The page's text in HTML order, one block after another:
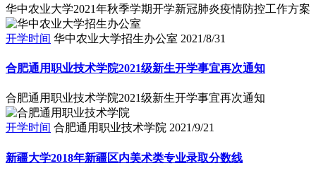
华中农业大学2021年秋季学期开学新冠肺炎疫情防控工作方案
开学时间 华中农业大学招生办公室 2021/8/31
合肥通用职业技术学院2021级新生开学事宜再次通知
合肥通用职业技术学院2021级新生开学事宜再次通知
开学时间 合肥通用职业技术学院 2021/9/21
新疆大学2018年新疆区内美术类专业录取分数线